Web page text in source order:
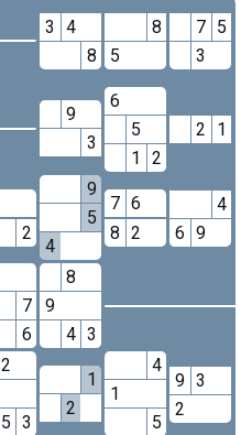
3
4
8
8
5
7 5
3
9
3
6
5
1
2
2 1
2
9
5
4
7 6
8 2
4
6 9
7
6
8
9
4 3
2
5 3
1
2
4
1
5
9 3
2